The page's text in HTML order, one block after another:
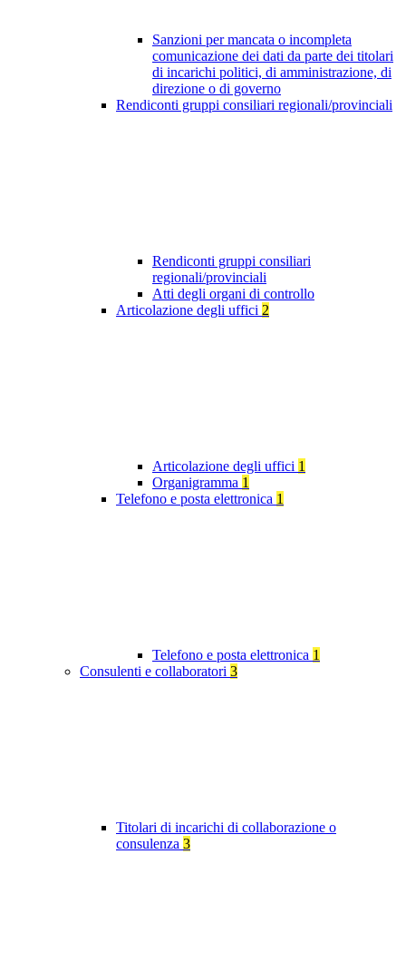
Sanzioni per mancata o incompleta
comunicazione dei dati da parte dei titolari
di incarichi politici, di amministrazione, di
direzione o di governo
Rendiconti gruppi consiliari regionali/provinciali
Rendiconti gruppi consiliari
regionali/provinciali
Atti degli organi di controllo
Articolazione degli uffici 2
Articolazione degli uffici 1
Organigramma 1
Telefono e posta elettronica 1
Telefono e posta elettronica 1
Consulenti e collaboratori 3
Titolari di incarichi di collaborazione o
consulenza 3